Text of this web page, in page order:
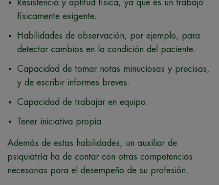
Resistencia y aptitud física, ya que es un trabajo
físicamente exigente.
Habilidades de observación, por ejemplo, para
detectar cambios en la condición del paciente.
Capacidad de tomar notas minuciosas y precisas,
y de escribir informes breves.
Capacidad de trabajar en equipo.
Tener iniciativa propia
Además de estas habilidades, un auxiliar de
psiquiatría ha de contar con otras competencias
necesarias para el desempeño de su profesión.